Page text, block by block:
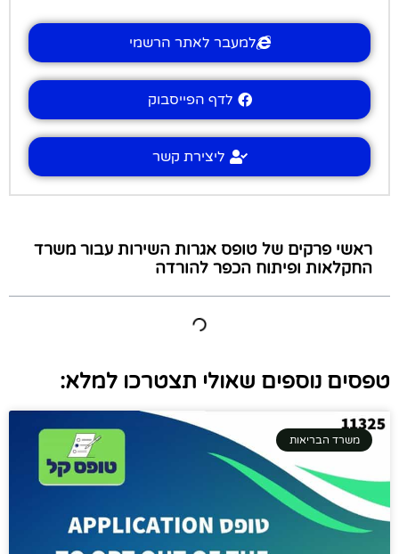
למעבר לאתר הרשמי
לדף הפייסבוק
ליצירת קשר
ראשי פרקים של טופס אגרות השירות עבור משרד
החקלאות ופיתוח הכפר להורדה
טפסים נוספים שאולי תצטרכו למלא:
משרד הבריאות